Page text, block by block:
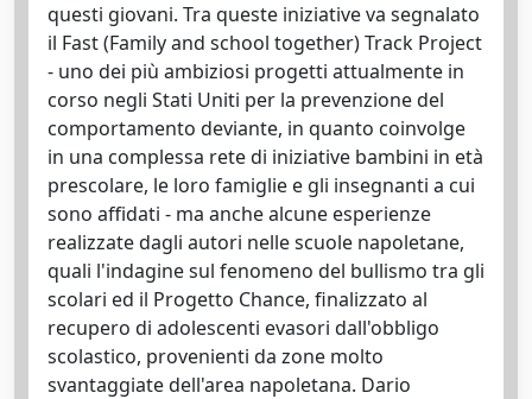
questi giovani. Tra queste iniziative va segnalato
il Fast (Family and school together) Track Project
- uno dei più ambiziosi progetti attualmente in
corso negli Stati Uniti per la prevenzione del
comportamento deviante, in quanto coinvolge
in una complessa rete di iniziative bambini in età
prescolare, le loro famiglie e gli insegnanti a cui
sono affidati - ma anche alcune esperienze
realizzate dagli autori nelle scuole napoletane,
quali l'indagine sul fenomeno del bullismo tra gli
scolari ed il Progetto Chance, finalizzato al
recupero di adolescenti evasori dall'obbligo
scolastico, provenienti da zone molto
svantaggiate dell'area napoletana. Dario